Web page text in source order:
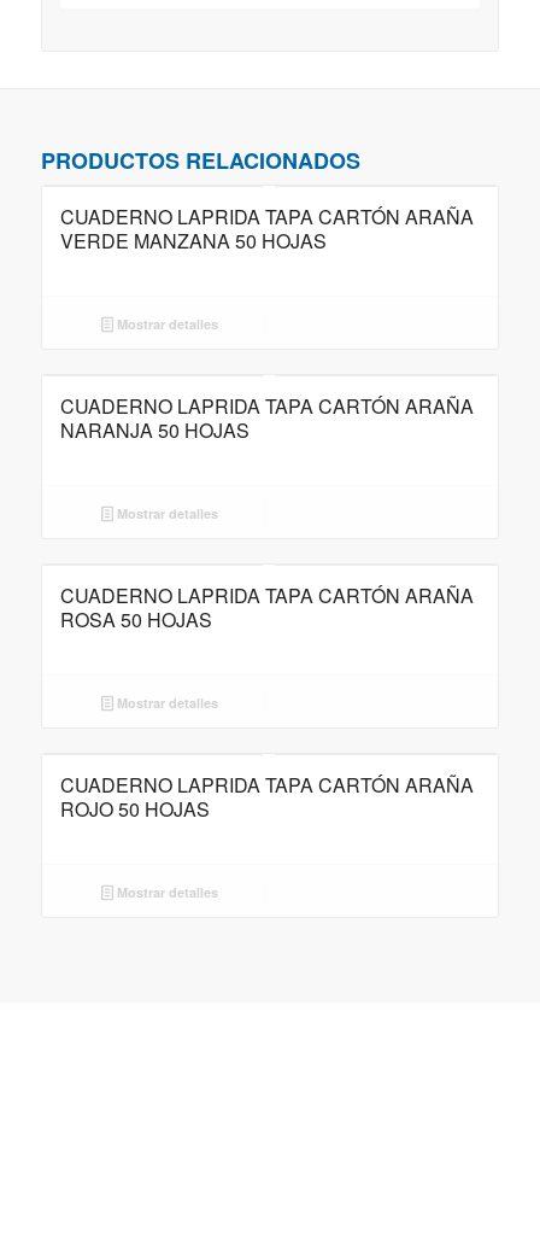
PRODUCTOS RELACIONADOS
CUADERNO LAPRIDA TAPA CARTÓN ARAÑA
VERDE MANZANA 50 HOJAS
Mostrar detalles
CUADERNO LAPRIDA TAPA CARTÓN ARAÑA
NARANJA 50 HOJAS
Mostrar detalles
CUADERNO LAPRIDA TAPA CARTÓN ARAÑA
ROSA 50 HOJAS
Mostrar detalles
CUADERNO LAPRIDA TAPA CARTÓN ARAÑA
ROJO 50 HOJAS
Mostrar detalles